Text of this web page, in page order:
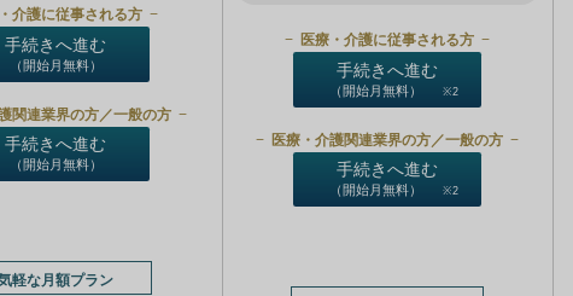
介護に従事される方
手続きへ進む
（開始月無料）
関連業界の方／一般の方
手続きへ進む
（開始月無料）
軽な月額プラン
医療・介護に従事される方
手続きへ進む
（開始月無料） ※2
医療・介護関連業界の方／一般の方
手続きへ進む
（開始月無料） ※2